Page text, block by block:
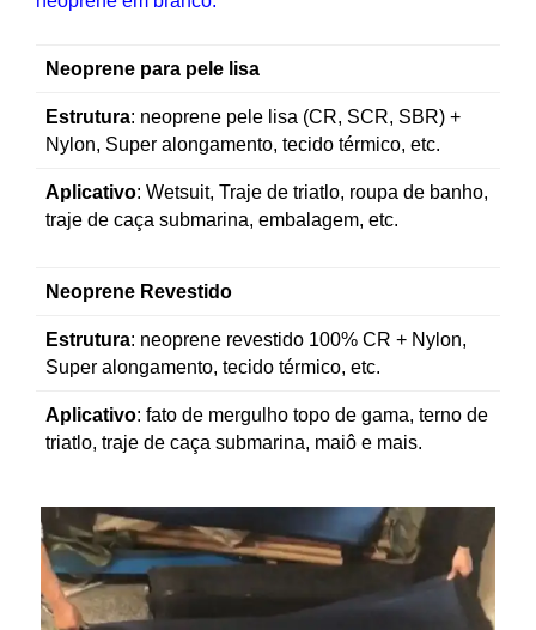
Neoprene para pele lisa
Estrutura: neoprene pele lisa (CR, SCR, SBR) +
Nylon, Super alongamento, tecido térmico, etc.
Aplicativo: Wetsuit, Traje de triatlo, roupa de banho,
traje de caça submarina, embalagem, etc.
Neoprene Revestido
Estrutura: neoprene revestido 100% CR + Nylon,
Super alongamento, tecido térmico, etc.
Aplicativo: fato de mergulho topo de gama, terno de
triatlo, traje de caça submarina, maiô e mais.